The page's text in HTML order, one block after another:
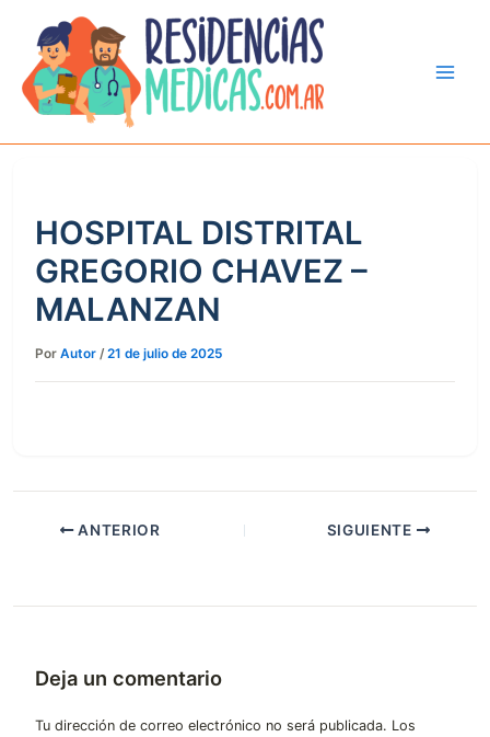
contenido
HOSPITAL DISTRITAL
GREGORIO CHAVEZ –
MALANZAN
Por Autor /21 de julio de 2025
ANTERIOR SIGUIENTE
Deja un comentario
Tu dirección de correo electrónico no será publicada. Los